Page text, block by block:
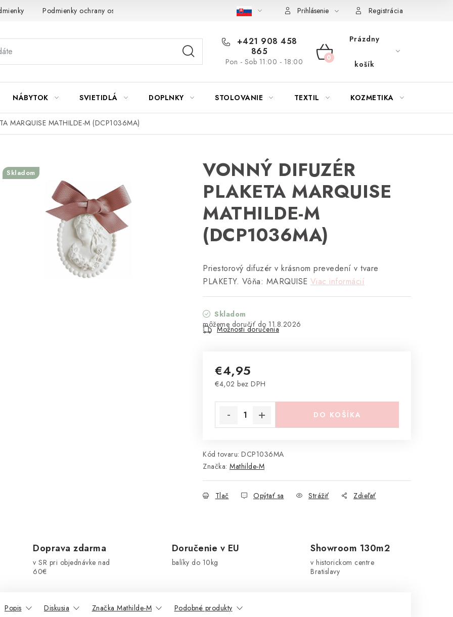
Podmienky ochrany osobných údajov Návod na údržbu nábytku Reklamačný poriadok Pravidlá zliav a akcií
Prihlásenie Registrácia
+421 908 458
865
Pon - Sob 11:00 - 18:00
NÁKUPNÝ
Prázdny
košík
NÁBYTOK SVIETIDLÁ DOPLNKY STOLOVANIE TEXTIL KOZMETIKA
MARQUISE MATHILDE-M (DCP1036MA)
VONNÝ DIFUZÉR
PLAKETA MARQUISE
MATHILDE-M
(DCP1036MA)
Priestorový difuzér v krásnom prevedení v tvare
PLAKETY. Vôňa: MARQUISE Viac informácií
Skladom
11.8.2026
Možnosti doručenia
€4,95
€4,02 bez DPH
DO KOŠÍKA
Kód tovaru: DCP1036MA
Značka: Mathilde-M
Tlač Opýtať sa Strážiť Zdieľať
Skladom
Doprava zdarma
v SR pri objednávke nad
60€
Doručenie v EU
balíky do 10kg
Showroom 130m2
v historickom centre
Bratislavy
Popis Diskusia Značka Mathilde-M Podobné produkty